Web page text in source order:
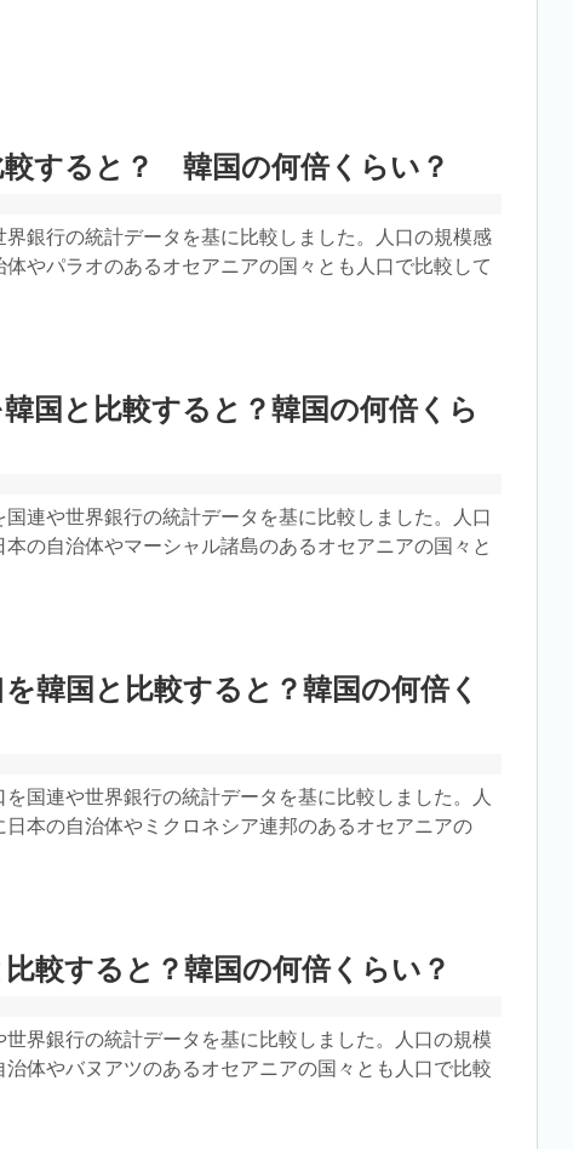
すると？ 韓国の何倍くらい？
銀行の統計データを基に比較しました。人口の規模感
やパラオのあるオセアニアの国々とも人口で比較して
国と比較すると？韓国の何倍くら
連や世界銀行の統計データを基に比較しました。人口
の自治体やマーシャル諸島のあるオセアニアの国々と
韓国と比較すると？韓国の何倍く
国連や世界銀行の統計データを基に比較しました。人
本の自治体やミクロネシア連邦のあるオセアニアの
較すると？韓国の何倍くらい？
界銀行の統計データを基に比較しました。人口の規模
体やバヌアツのあるオセアニアの国々とも人口で比較